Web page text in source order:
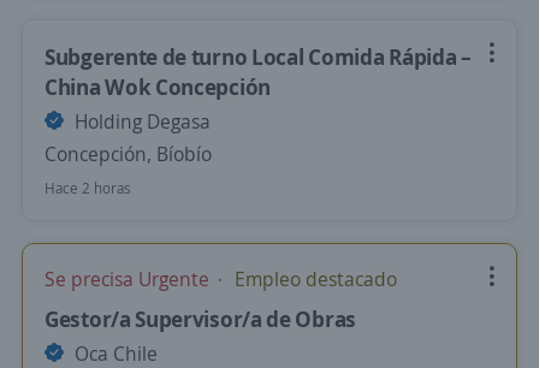
Subgerente de turno Local Comida Rápida –
China Wok Concepción
Holding Degasa
Concepción, Bíobío
Hace 2 horas
Se precisa Urgente Empleo destacado
Gestor/a Supervisor/a de Obras
Oca Chile